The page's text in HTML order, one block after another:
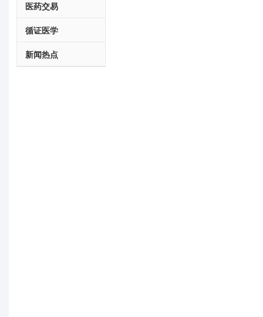
医药交易
循证医学
新闻热点